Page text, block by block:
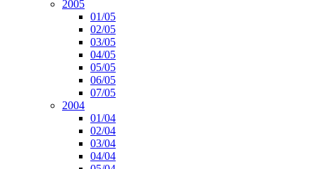
2005
01/05
02/05
03/05
04/05
05/05
06/05
07/05
2004
01/04
02/04
03/04
04/04